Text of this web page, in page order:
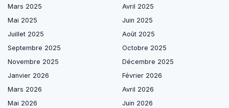
Mars 2025
Avril 2025
Mai 2025
Juin 2025
Juillet 2025
Août 2025
Septembre 2025
Octobre 2025
Novembre 2025
Décembre 2025
Janvier 2026
Février 2026
Mars 2026
Avril 2026
Mai 2026
Juin 2026